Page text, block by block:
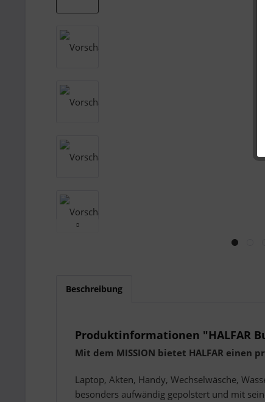
Beschreibung
Produktinformationen "HALFAR
Mit dem MISSION bietet HALFAR einen
Laptop, Akten, Handy, Wechselwäsche,
besonders aufwändig gepolstert und mit